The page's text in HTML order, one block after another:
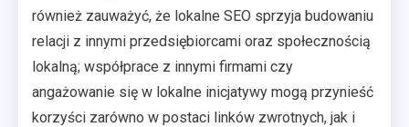
również zauważyć, że lokalne SEO sprzyja budowaniu
relacji z innymi przedsiębiorcami oraz społecznością
lokalną; współprace z innymi firmami czy
angażowanie się w lokalne inicjatywy mogą przynieść
korzyści zarówno w postaci linków zwrotnych, jak i